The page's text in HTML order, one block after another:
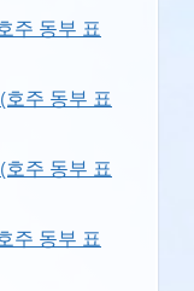
주 동부 표
주 동부 표
주 동부 표
주 동부 표